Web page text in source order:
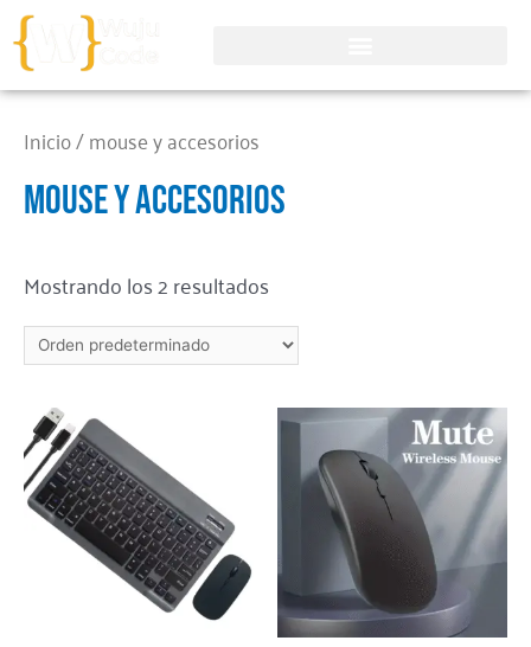
Inicio/ mouse y accesorios
mouse y accesorios
Mostrando los 2 resultados